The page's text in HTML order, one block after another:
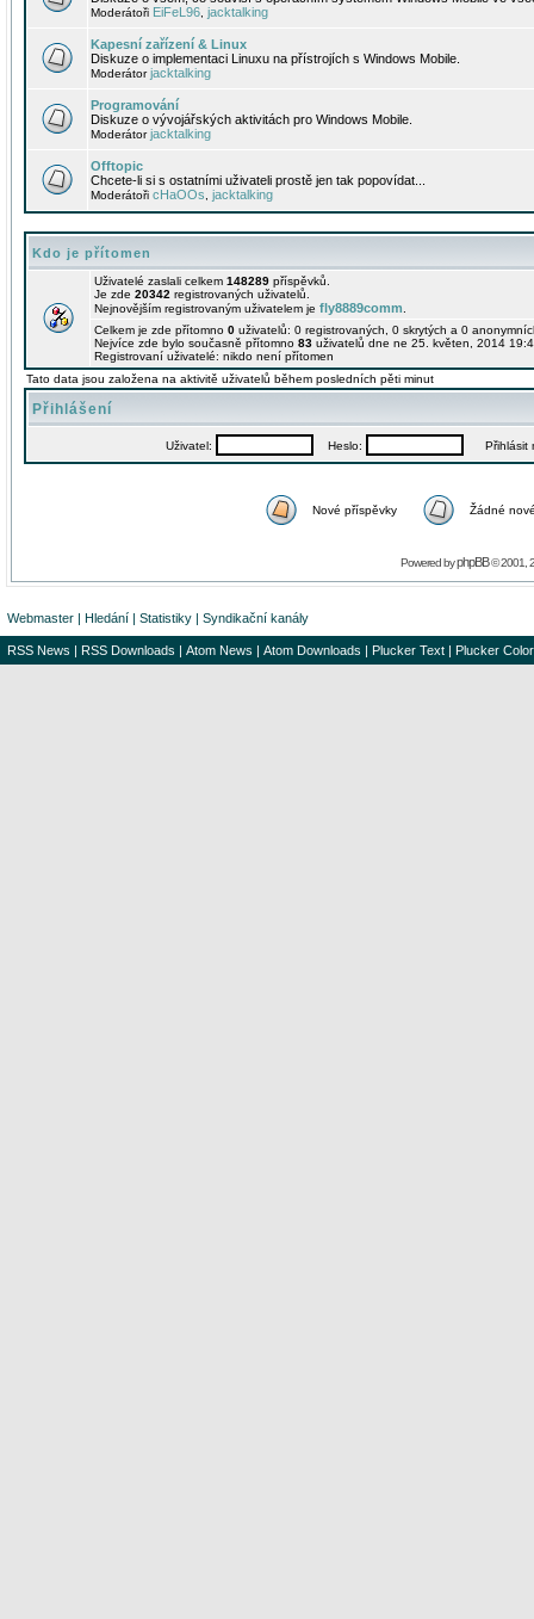
Moderátoři EiFeL96 jacktalking
Kapesní zařízení & Linux
Diskuze o implementaci Linuxu na přístrojích s Windows Mobile.
Moderátorjacktalking
Programování
Diskuze o vývojářských aktivitách pro Windows Mobile.
Moderátorjacktalking
Offtopic
Chcete-li si s ostatními uživateli prostě jen tak popovídat...
Moderátoři cHaOOs jacktalking
Kdo je přítomen
Uživatelé zaslali celkem 148289 příspěvků.
Je zde 20342 registrovaných uživatelů.
Nejnovějším registrovaným uživatelem je fly8889comm
Celkem je zde přítomno 0 uživatelů: 0 registrovaných, 0 skrytých a 0
Nejvíce zde bylo současně přítomno 83 uživatelů dne ne 25. květen, 2014
Registrovaní uživatelé: nikdo není přítomen
Tato data jsou založena na aktivitě uživatelů během posledních pěti minut
Přihlášení
Uživatel: Heslo: Přihlásit
Nové příspěvky Žádné
Powered byphpBB© 2001,
Webmaster | Hledání | Statistiky | Syndikační kanály
RSS News | RSS Downloads | Atom News | Atom Downloads | Plucker Text | Plucker Color